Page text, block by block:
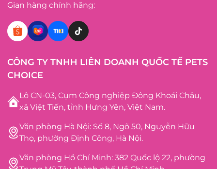
Gian hàng chính hãng:
CÔNG TY TNHH LIÊN DOANH QUỐC TẾ PETS
CHOICE
Lô CN-03, Cụm Công nghiệp Đông Khoái Châu,
xã Việt Tiến, tỉnh Hưng Yên, Việt Nam.
Văn phòng Hà Nội: Số 8, Ngõ 50, Nguyễn Hữu
Thọ, phường Định Công, Hà Nội.
Văn phòng Hồ Chí Minh: 382 Quốc lộ 22, phường